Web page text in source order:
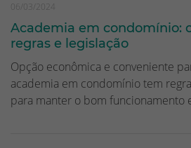
06/03/2024
Academia em condomínio:
regras e legislação
Opção econômica e conveniente
academia em condomínio tem
para manter o bom funcionamento